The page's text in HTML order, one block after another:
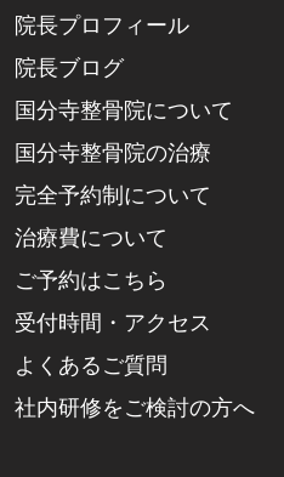
院長プロフィール
院長ブログ
国分寺整骨院について
国分寺整骨院の治療
完全予約制について
治療費について
ご予約はこちら
受付時間・アクセス
よくあるご質問
社内研修をご検討の方へ